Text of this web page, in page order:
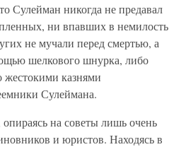
Сулейман никогда не предавал
ни впавших в немилость
не мучали перед смертью, а
шелкового шнурка, либо
жестокими казнями
Сулеймана.
на советы лишь очень
и юристов. Находясь в